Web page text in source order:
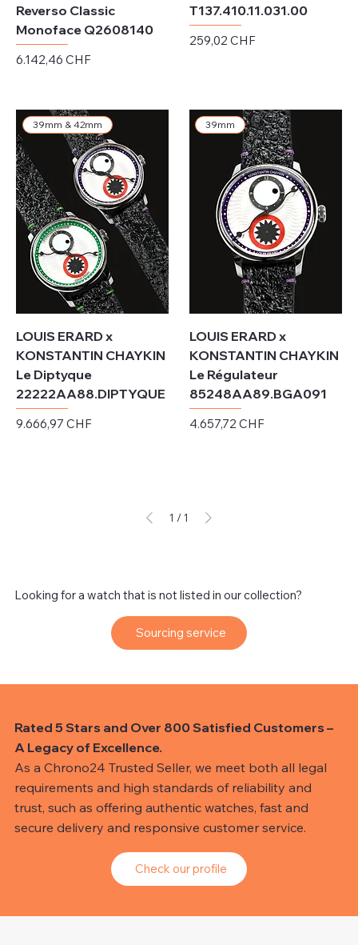
Looking for a watch that is not listed in our collection?
Sourcing service
Reverso Classic
Monoface Q2608140
Preis
6.142,46 CHF
T137.410.11.031.00
Preis
259,02 CHF
39mm & 42mm
LOUIS ERARD x
KONSTANTIN CHAYKIN
Le Diptyque
22222AA88.DIPTYQUE
Preis
9.666,97 CHF
39mm
LOUIS ERARD x
KONSTANTIN CHAYKIN
Le Régulateur
85248AA89.BGA091
Preis
4.657,72 CHF
1 / 1
Rated 5 Stars and Over 800 Satisfied Customers –
A Legacy of Excellence.
As a Chrono24 Trusted Seller, we meet both all legal
requirements and high standards of reliability and
trust, such as offering authentic watches, fast and
secure delivery and responsive customer service.
Check our profile